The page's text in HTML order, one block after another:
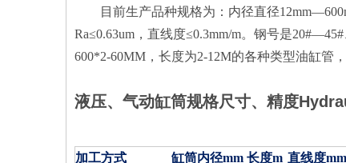
目前生产品种规格为：内径直径
Ra≤0.63um，直线度≤0.3mm/m。钢号是
600*2-60MM，长度为2-12M的各种类型油缸管
液压、气动缸筒规格尺寸、精度
加工方式
缸筒内径mm 长度m 直线度